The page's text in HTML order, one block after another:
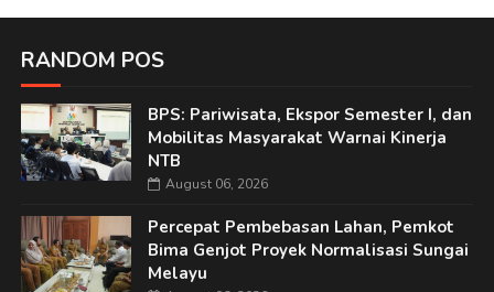
RANDOM POS
BPS: Pariwisata, Ekspor Semester I, dan
Mobilitas Masyarakat Warnai Kinerja
NTB
August 06, 2026
Percepat Pembebasan Lahan, Pemkot
Bima Genjot Proyek Normalisasi Sungai
Melayu